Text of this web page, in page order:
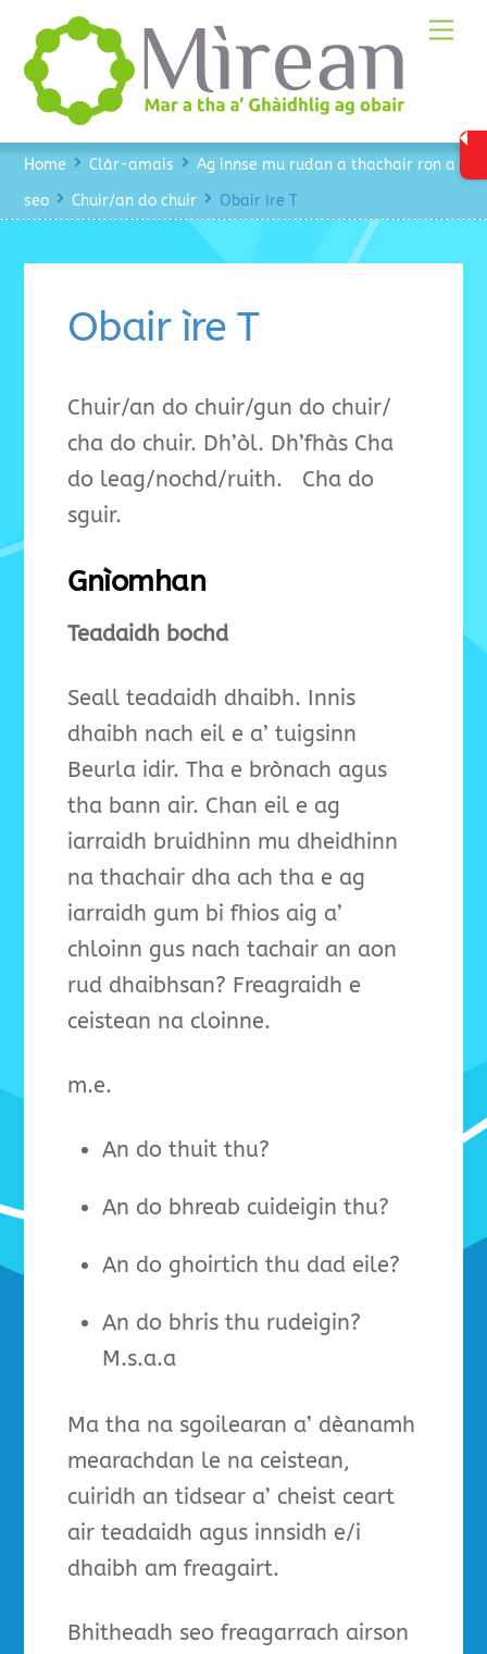
content
Home Clàr-amais
Ag innse mu rudan a thachair ron a
seo
Chuir/an do chuir Obair ìre T
Obair ìre T
Chuir/an do chuir/gun do chuir/
cha do chuir. Dh’òl. Dh’fhàs Cha
do leag/nochd/ruith. Cha do
sguir.
Gnìomhan
Teadaidh bochd
Seall teadaidh dhaibh. Innis
dhaibh nach eil e a’ tuigsinn
Beurla idir. Tha e brònach agus
tha bann air. Chan eil e ag
iarraidh bruidhinn mu dheidhinn
na thachair dha ach tha e ag
iarraidh gum bi fhios aig a’
chloinn gus nach tachair an aon
rud dhaibhsan? Freagraidh e
ceistean na cloinne.
m.e.
An do thuit thu?
An do bhreab cuideigin thu?
An do ghoirtich thu dad eile?
An do bhris thu rudeigin?
M.s.a.a
Ma tha na sgoilearan a’ dèanamh
mearachdan le na ceistean,
cuiridh an tidsear a’ cheist ceart
air teadaidh agus innsidh e/i
dhaibh am freagairt.
Bhitheadh seo freagarrach airson